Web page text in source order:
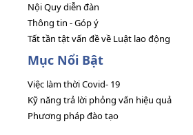
Nội Quy diễn đàn
Thông tin - Góp ý
Tất tần tật vấn đề về Luật lao động
Mục Nổi Bật
Việc làm thời Covid- 19
Kỹ năng trả lời phỏng vấn hiệu quả
Phương pháp đào tạo